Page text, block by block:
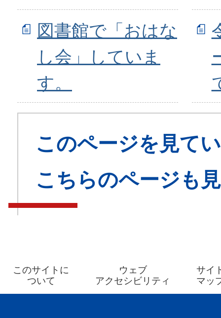
図書館で「おはな
し会」していま
す。
このページを見て
こちらのページも
このサイトに
ついて
ウェブ
アクセシビリティ
サイ
マッ